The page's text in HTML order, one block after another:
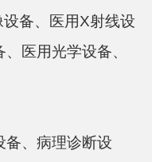
备、医用X射线设
医用光学设备、
备、病理诊断设